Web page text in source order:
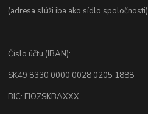
(adresa slúži iba ako sídlo spoločnosti)
Číslo účtu (IBAN):
SK49 8330 0000 0028 0205 1888
BIC: FIOZSKBAXXX